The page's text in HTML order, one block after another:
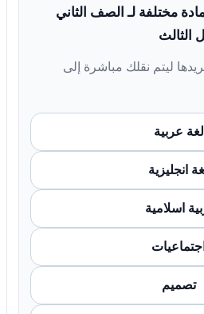
مختلفة لـ الصف الثاني
الثالث
ليتم نقلك مباشرة إلى
لغة عربية
انجليزية
اسلامية
اجتماعيات
تصميم